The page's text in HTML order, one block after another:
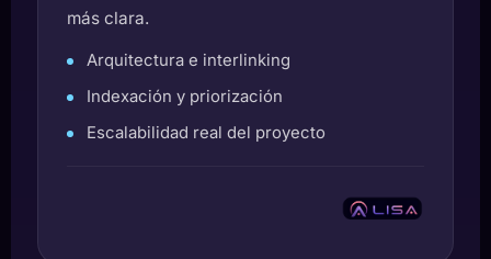
más clara.
Arquitectura e interlinking
Indexación y priorización
Escalabilidad real del proyecto